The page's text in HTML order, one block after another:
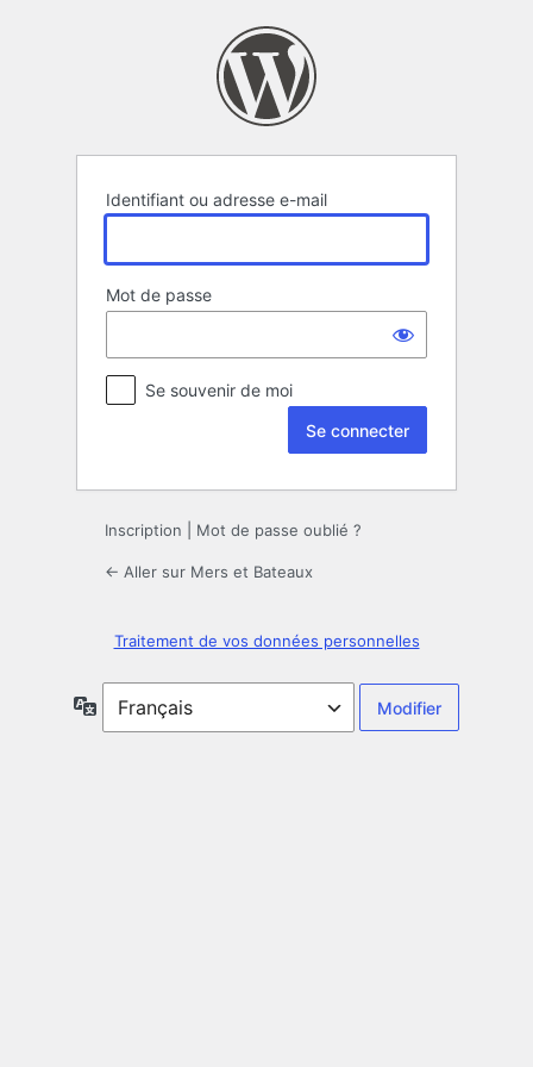
Identifiant ou adresse e-mail
Mot de passe
Se souvenir de moi
Inscription Mot de passe oublié ?
← Aller sur Mers et Bateaux
Traitement de vos données personnelles
Langue